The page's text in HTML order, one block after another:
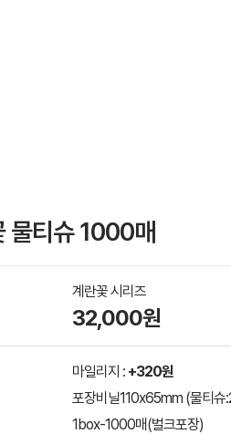
물티슈 1000매
계란꽃 시리즈
32,000원
마일리지 : +320원
포장비닐110x65mm (물티
1box-1000매(벌크포장)